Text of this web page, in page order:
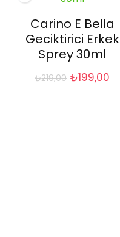
Carino E Bella
Geciktirici Erkek
Sprey 30ml
₺219,00 Orijinal
₺199,00